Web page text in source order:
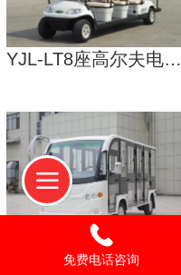
YJL-LT8座高尔夫电动车
免费电话咨询